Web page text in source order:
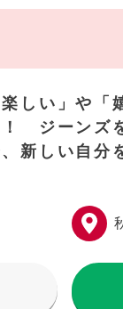
楽しい」や「
！ ジーンズ
新しい自分